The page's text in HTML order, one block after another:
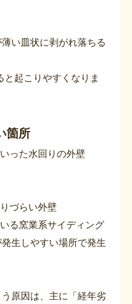
い皿状に剥がれ落ちる
起こりやすくなりま
箇所
った水回りの外壁
づらい外壁
る窯業系サイディング
生しやすい場所で発生
原因は、主に「経年劣